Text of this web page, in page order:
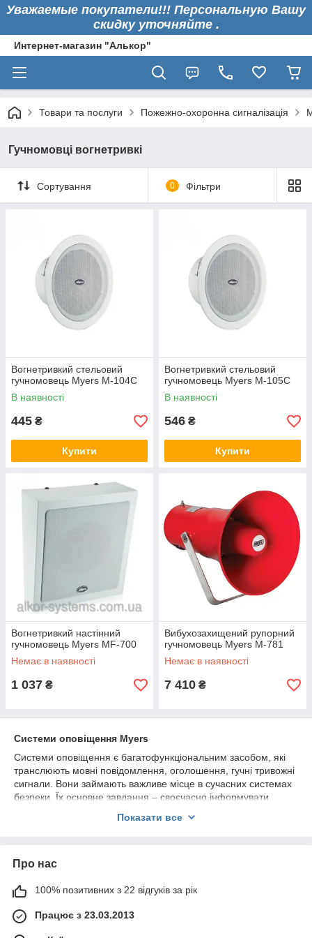
Уважаемые покупатели!!! Персональную Вашу
скидку уточняйте .
Интернет-магазин "Алькор"
Товари та послуги Пожежно-охоронна сигналізація
Гучномовці вогнетривкі
Сортування 0 Фільтри
Вогнетривкий стельовий
гучномовець Myers M-104C
В наявності
445 ₴
Купити
Вогнетривкий стельовий
гучномовець Myers M-105C
В наявності
546 ₴
Купити
Вогнетривкий настінний
гучномовець Myers MF-700
Немає в наявності
1 037 ₴
Вибухозахищений рупорний
гучномовець Myers M-781
Немає в наявності
7 410 ₴
Системи оповіщення Myers
Системи оповіщення є багатофункціональним засобом, які
транслюють мовні повідомлення, оголошення, гучні тривожні
сигнали. Вони займають важливе місце в сучасних системах
безпеки. Їх основне завдання – своєчасно інформувати
спортивних споруд, вокзалів, аеропортів тощо про виниклу
До основним функціональним можливостям систем
потужним звуковим сигналом;
Показати все
Про нас
100% позитивних з 22 відгуків за рік
Працює з 23.03.2013